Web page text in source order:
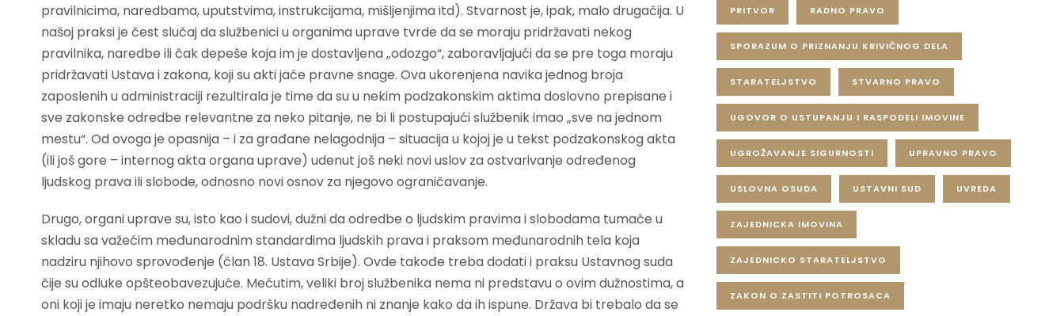
pravilnicima, naredbama, uputstvima, instrukcijama, mišljenjima itd). Stvarnost je, ipak, malo drugačija. U
našoj praksi je čest slučaj da službenici u organima uprave tvrde da se moraju pridržavati nekog
pravilnika, naredbe ili čak depeše koja im je dostavljena „odozgo“, zaboravljajući da se pre toga moraju
pridržavati Ustava i zakona, koji su akti jače pravne snage. Ova ukorenjena navika jednog broja
zaposlenih u administraciji rezultirala je time da su u nekim podzakonskim aktima doslovno prepisane i
sve zakonske odredbe relevantne za neko pitanje, ne bi li postupajući službenik imao „sve na jednom
mestu“. Od ovoga je opasnija – i za građane nelagodnija – situacija u kojoj je u tekst podzakonskog akta
(ili još gore – internog akta organa uprave) udenut još neki novi uslov za ostvarivanje određenog
ljudskog prava ili slobode, odnosno novi osnov za njegovo ograničavanje.
Drugo, organi uprave su, isto kao i sudovi, dužni da odredbe o ljudskim pravima i slobodama tumače u
skladu sa važećim međunarodnim standardima ljudskih prava i praksom međunarodnih tela koja
nadziru njihovo sprovođenje (član 18. Ustava Srbije). Ovde takođe treba dodati i praksu Ustavnog suda
čije su odluke opšteobavezujuće. Mećutim, veliki broj službenika nema ni predstavu o ovim dužnostima, a
oni koji je imaju neretko nemaju podršku nadređenih ni znanje kako da ih ispune. Država bi trebalo da se
PRITVOR RADNO PRAVO
SPORAZUM O PRIZNANJU KRIVIČNOG DELA
STARATELJSTVO STVARNO PRAVO
UGOVOR O USTUPANJU I RASPODELI IMOVINE
UGROŽAVANJE SIGURNOSTI UPRAVNO PRAVO
USLOVNA OSUDA USTAVNI SUD UVREDA
ZAJEDNICKA IMOVINA
ZAJEDNICKO STARATELJSTVO
ZAKON O ZASTITI POTROSACA